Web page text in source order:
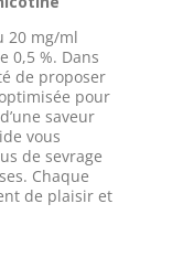
20 mg/ml
0,5 %. Dans
de proposer
pour
saveur
vous
de sevrage
Chaque
de plaisir et